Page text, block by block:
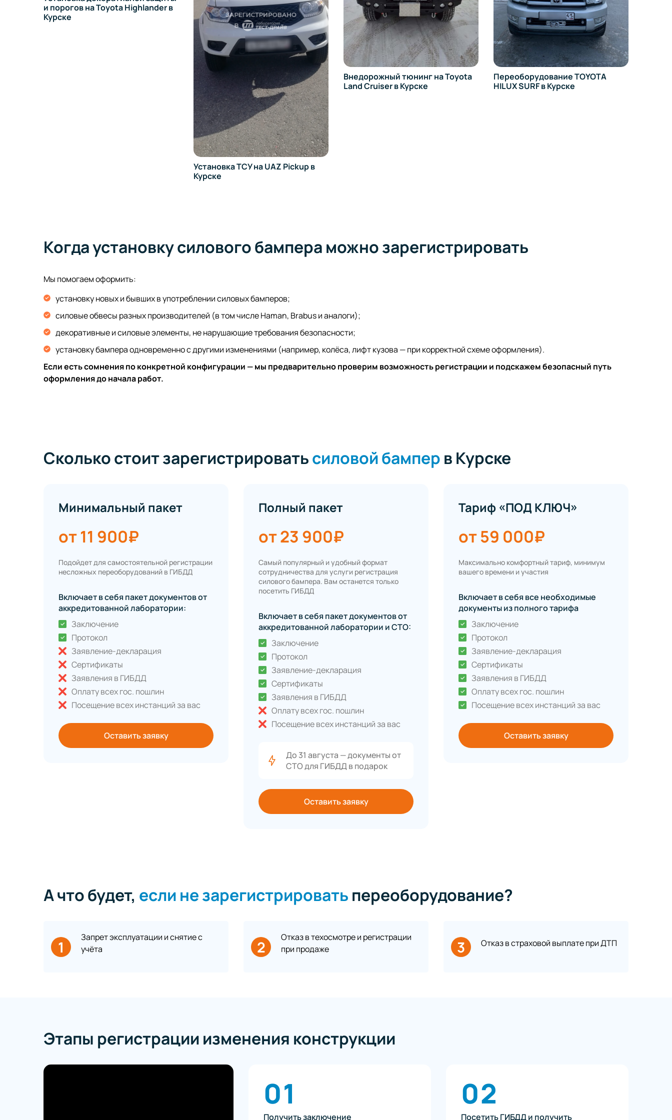
Внедорожный тюнинг на Toyota
Land Cruiser в Курске
Переоборудование TOYOTA
HILUX SURF в Курске
Внедорожный тюнинг УАЗ
390995 в Курске
Когда установку силового бампера можно зарегистрировать
Мы помогаем оформить:
установку новых и бывших в употреблении силовых бамперов;
силовые обвесы разных производителей (в том числе Haman, Brabus и аналоги);
декоративные и силовые элементы, не нарушающие требования безопасности;
установку бампера одновременно с другими изменениями (например, колёса, лифт кузова — при корректной схеме оформления).
Если есть сомнения по конкретной конфигурации — мы предварительно проверим возможность регистрации и подскажем безопасный путь
оформления до начала работ.
Сколько стоит зарегистрироватьсиловой бампер в Курске
Минимальный пакет
от 11 900₽
Подойдет для самостоятельной регистрации
несложных переоборудований в ГИБДД
Включает в себя пакет документов от
аккредитованной лаборатории:
Заключение
Протокол
Заявление-декларация
Сертификаты
Заявления в ГИБДД
Оплату всех гос. пошлин
Посещение всех инстанций за вас
Оставить заявку
Полный пакет
от 23 900₽
Самый популярный и удобный формат
сотрудничества для услуги регистрация
силового бампера. Вам останется только
посетить ГИБДД
Включает в себя пакет документов от
аккредитованной лаборатории и СТО:
Заключение
Протокол
Заявление-декларация
Сертификаты
Заявления в ГИБДД
Оплату всех гос. пошлин
Посещение всех инстанций за вас
До 31 августа — документы от
СТО для ГИБДД в подарок
Оставить заявку
Тариф «ПОД КЛЮЧ»
от 59 000₽
Максимально комфортный тариф, минимум
вашего времени и участия
Включает в себя все необходимые
документы из полного тарифа
Заключение
Протокол
Заявление-декларация
Сертификаты
Заявления в ГИБДД
Оплату всех гос. пошлин
Посещение всех инстанций за вас
Оставить заявку
А что будет, если не зарегистрировать переоборудование?
1
Запрет эксплуатации и снятие с
учёта
2
Отказ в техосмотре и регистрации
при продаже
3 Отказ в страховой выплате при ДТП
Этапы регистрации изменения конструкции
01
Получить заключение
02
Посетить ГИБДД и получить